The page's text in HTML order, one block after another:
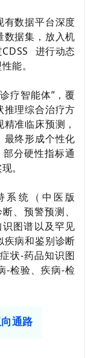
有数据平台深度
数据集，放入机
CDSS
进行动态
能。
诊疗智能体” ，覆
推理综合治疗方
准临床预测，
最终形成个性化
部分硬性指标通
。
系统（中医版
、预警预测、
图谱以及罕见
疾病和鉴别诊断
症状-药品知识图
-检验、疾病-检
通路